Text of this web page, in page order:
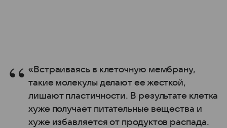
«Встраиваясь в клеточную мембрану,
такие молекулы делают ее жесткой,
лишают пластичности. В результате клетка
хуже получает питательные вещества и
хуже избавляется от продуктов распада.